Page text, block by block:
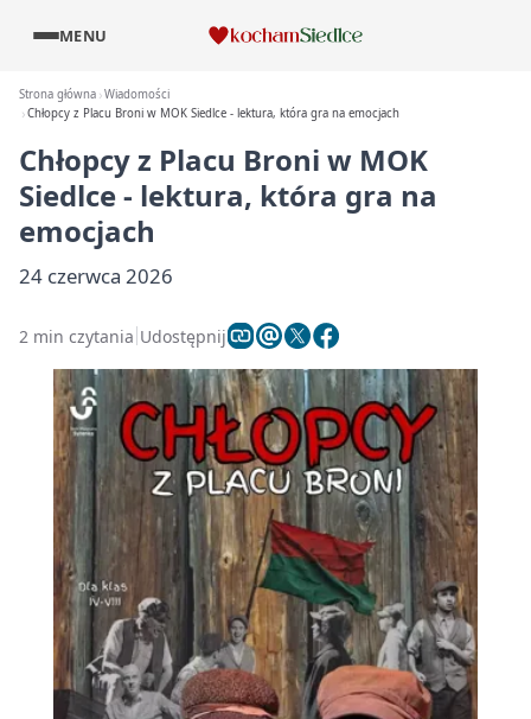
MENU
Strona główna Wiadomości
Chłopcy z Placu Broni w MOK Siedlce - lektura, która gra na emocjach
Chłopcy z Placu Broni w MOK
Siedlce - lektura, która gra na
emocjach
24 czerwca 2026
2 min czytania Udostępnij